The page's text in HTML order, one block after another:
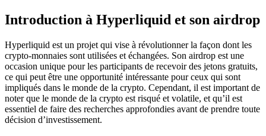
Introduction à Hyperliquid et son airdrop
Hyperliquid est un projet qui vise à révolutionner la façon dont les
crypto-monnaies sont utilisées et échangées. Son airdrop est une
occasion unique pour les participants de recevoir des jetons gratuits,
ce qui peut être une opportunité intéressante pour ceux qui sont
impliqués dans le monde de la crypto. Cependant, il est important de
noter que le monde de la crypto est risqué et volatile, et qu’il est
essentiel de faire des recherches approfondies avant de prendre toute
décision d’investissement.